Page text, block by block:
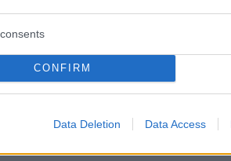
CONFIRM
Data Deletion Data Access
απομακρύνονται με
αναπνευστικά
και διακομίστηκαν
η ζωή τους.
fueled by strong winds spread